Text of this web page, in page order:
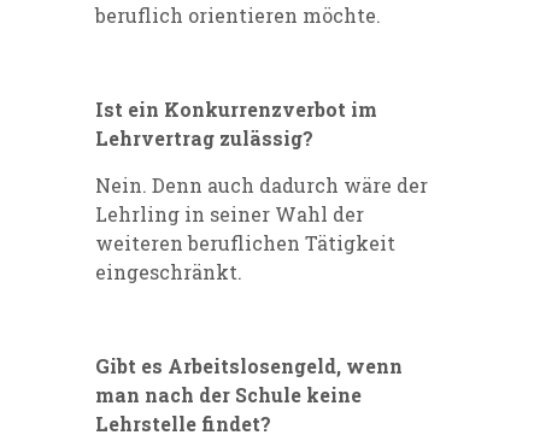
beruflich orientieren möchte.
Ist ein Konkurrenzverbot im
Lehrvertrag zulässig?
Nein. Denn auch dadurch wäre der
Lehrling in seiner Wahl der
weiteren beruflichen Tätigkeit
eingeschränkt.
Gibt es Arbeitslosengeld, wenn
man nach der Schule keine
Lehrstelle findet?